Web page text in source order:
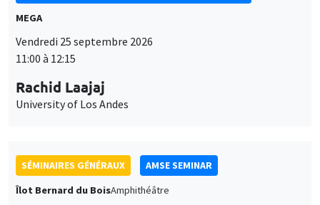
MEGA
Vendredi 25 septembre 2026
11:00 à 12:15
Rachid Laajaj
University of Los Andes
SÉMINAIRES GÉNÉRAUX
AMSE SEMINAR
Îlot Bernard du BoisAmphithéâtre